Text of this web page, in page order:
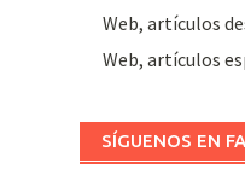
Web, artículos
Web, artículos
SÍGUENOS EN